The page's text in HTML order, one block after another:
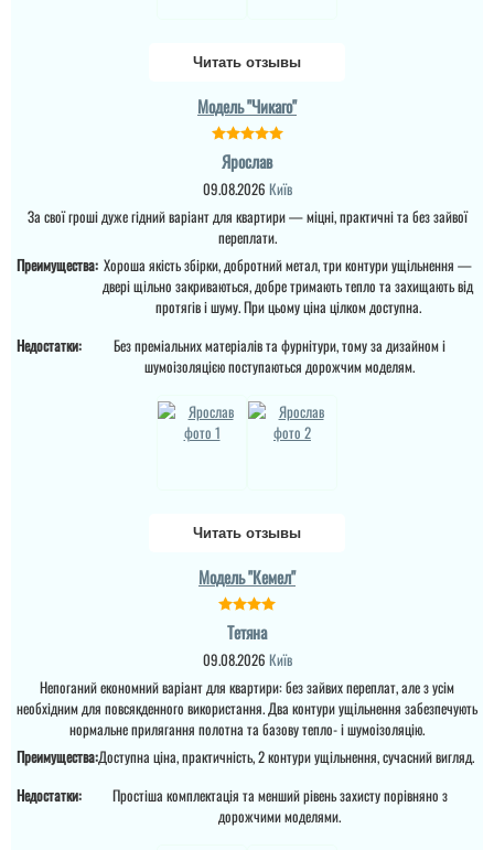
Читать отзывы
Модель "Чикаго"
Ярослав
09.08.2026 Київ
За свої гроші дуже гідний варіант для квартири — міцні, практичні та без зайвої
переплати.
Преимущества: Хороша якість збірки, добротний метал, три контури ущільнення —
двері щільно закриваються, добре тримають тепло та захищають від
протягів і шуму. При цьому ціна цілком доступна.
Недостатки:
Без преміальних матеріалів та фурнітури, тому за дизайном і
шумоізоляцією поступаються дорожчим моделям.
Читать отзывы
Модель "Кемел"
Тетяна
09.08.2026 Київ
Непоганий економний варіант для квартири: без зайвих переплат, але з усім
необхідним для повсякденного використання. Два контури ущільнення забезпечують
нормальне прилягання полотна та базову тепло- і шумоізоляцію.
Преимущества:Доступна ціна, практичність, 2 контури ущільнення, сучасний вигляд.
Недостатки:
Простіша комплектація та менший рівень захисту порівняно з
дорожчими моделями.